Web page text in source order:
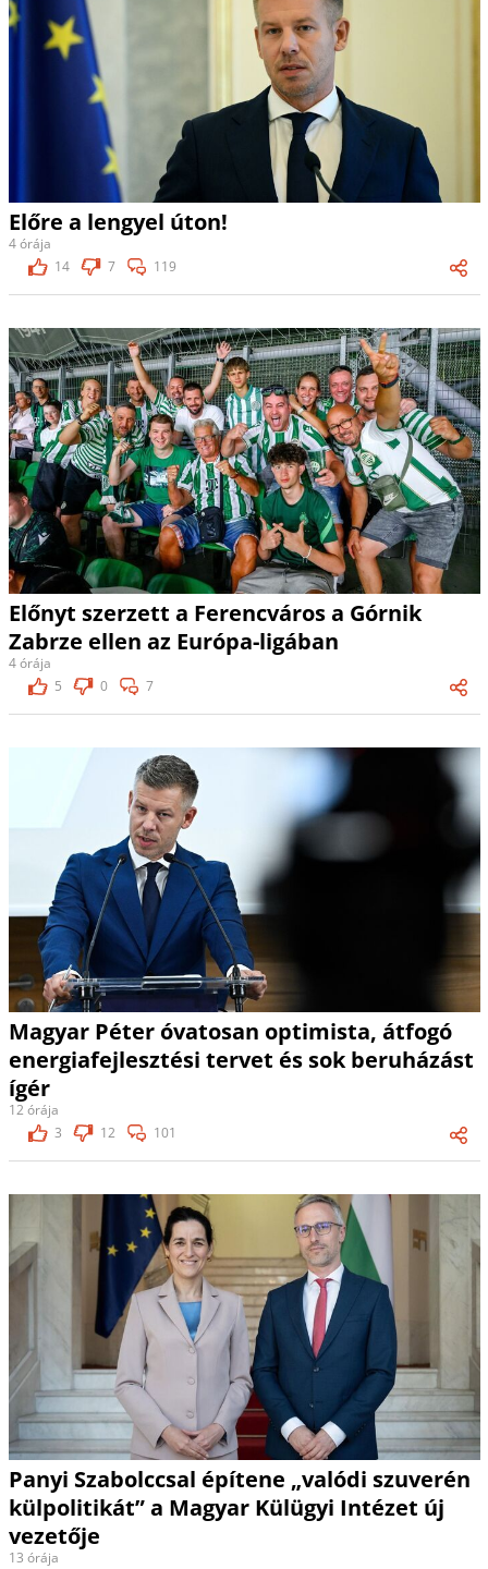
Előre a lengyel úton!
4 órája
14
7 119
Előnyt szerzett a Ferencváros a Górnik
Zabrze ellen az Európa-ligában
4 órája
5
0 7
Magyar Péter óvatosan optimista, átfogó
energiafejlesztési tervet és sok beruházást
ígér
12 órája
3
12 101
Panyi Szabolccsal építene „valódi szuverén
külpolitikát” a Magyar Külügyi Intézet új
vezetője
13 órája